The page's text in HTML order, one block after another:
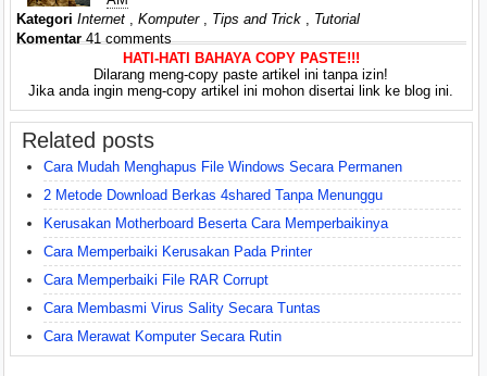
Kategori Internet , Komputer, Tips and Trick , Tutorial
Komentar41 comments
HATI-HATI BAHAYA COPY PASTE!!!
Dilarang meng-copy paste artikel ini tanpa izin!
Jika anda ingin meng-copy artikel ini mohon disertai link ke blog ini.
Related posts
Cara Mudah Menghapus File Windows Secara Permanen
2 Metode Download Berkas 4shared Tanpa Menunggu
Kerusakan Motherboard Beserta Cara Memperbaikinya
Cara Memperbaiki Kerusakan Pada Printer
Cara Memperbaiki File RAR Corrupt
Cara Membasmi Virus Sality Secara Tuntas
Cara Merawat Komputer Secara Rutin